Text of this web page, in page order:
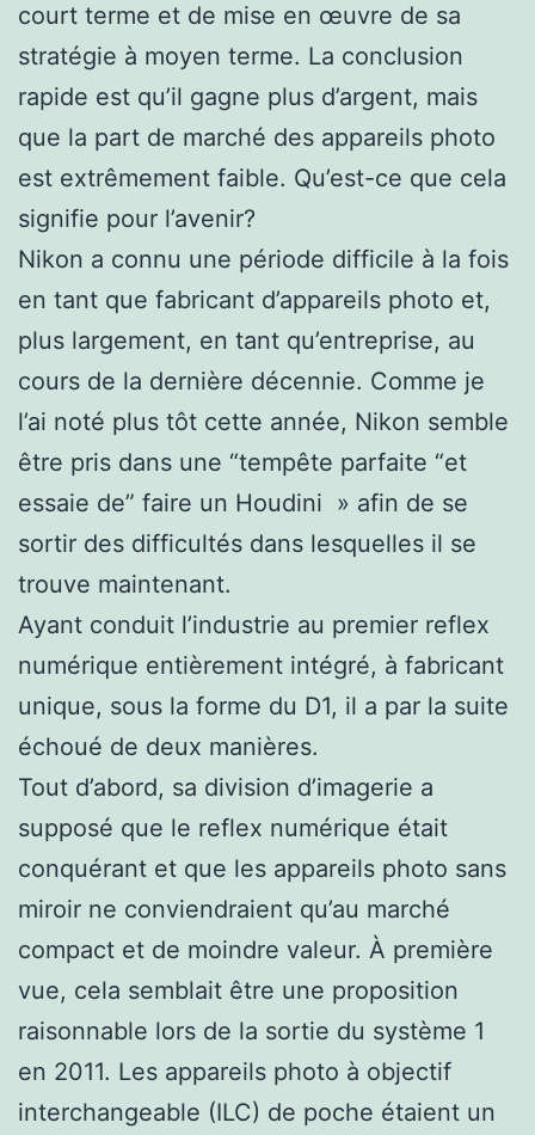
court terme et de mise en œuvre de sa
stratégie à moyen terme. La conclusion
rapide est qu’il gagne plus d’argent, mais
que la part de marché des appareils photo
est extrêmement faible. Qu’est-ce que cela
signifie pour l’avenir?
Nikon a connu une période difficile à la fois
en tant que fabricant d’appareils photo et,
plus largement, en tant qu’entreprise, au
cours de la dernière décennie. Comme je
l’ai noté plus tôt cette année, Nikon semble
être pris dans une “tempête parfaite “et
essaie de” faire un Houdini » afin de se
sortir des difficultés dans lesquelles il se
trouve maintenant.
Ayant conduit l’industrie au premier reflex
numérique entièrement intégré, à fabricant
unique, sous la forme du D1, il a par la suite
échoué de deux manières.
Tout d’abord, sa division d’imagerie a
supposé que le reflex numérique était
conquérant et que les appareils photo sans
miroir ne conviendraient qu’au marché
compact et de moindre valeur. À première
vue, cela semblait être une proposition
raisonnable lors de la sortie du système 1
en 2011. Les appareils photo à objectif
interchangeable (ILC) de poche étaient un